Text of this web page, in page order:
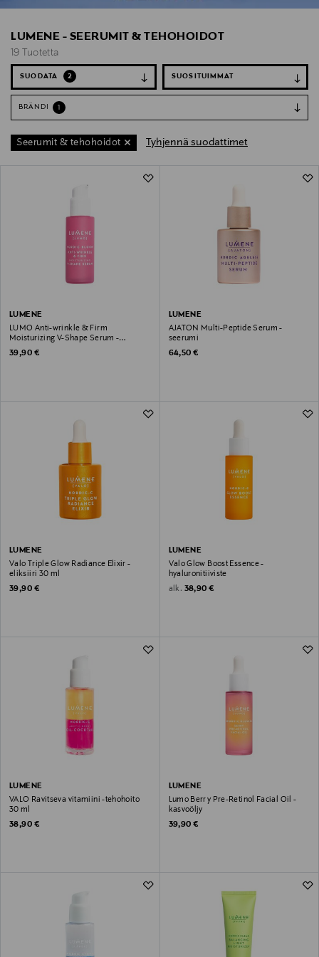
LUMENE - SEERUMIT & TEHOHOIDOT
19 Tuotetta
SUODATA 2
BRÄNDI 1
Seerumit & tehohoidot Tyhjennä suodattimet
LUMENE
LUMO Anti-wrinkle & Firm
Moisturizing V-Shape Serum -
pikakaunistaja 30 ml
Original Price
39,90 €
LUMENE
AJATON Multi-Peptide Serum -
seerumi
Original Price
64,50 €
LUMENE
Valo Triple Glow Radiance Elixir -
eliksiiri 30 ml
Original Price
39,90 €
LUMENE
Valo Glow Boost Essence -
hyaluronitiiviste
alk. Original Price
38,90 €
LUMENE
VALO Ravitseva vitamiini -tehohoito
30 ml
Original Price
38,90 €
LUMENE
Lumo Berry Pre-Retinol Facial Oil -
kasvoöljy
Original Price
39,90 €